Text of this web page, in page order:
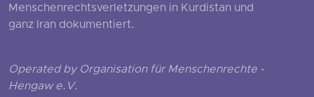
Menschenrechtsverletzungen in Kurdistan und
ganz Iran dokumentiert.
Operated by Organisation für Menschenrechte -
Hengaw e.V.